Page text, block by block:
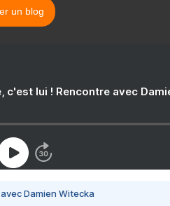
un blog
c'est lui ! Rencontre avec
Damien Witecka